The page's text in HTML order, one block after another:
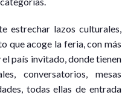
estrechar lazos culturales,
que acoge la feria, con más
país invitado, donde tienen
conversatorios, mesas
todas ellas de entrada